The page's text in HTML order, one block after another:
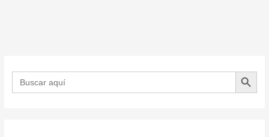
Buscar: BOTÓN DE